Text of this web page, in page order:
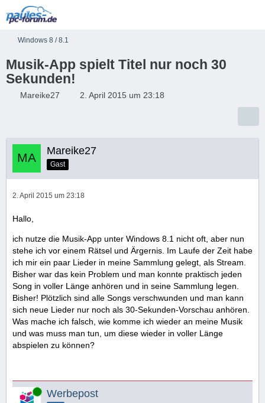
Windows 8 / 8.1
Musik-App spielt Titel nur noch 30
Sekunden!
Mareike27 2. April 2015 um 23:18
Mareike27
Gast
2. April 2015 um 23:18
Hallo,
ich nutze die Musik-App unter Windows 8.1 nicht oft, aber nun
stehe ich vor einem Rätsel und Ärgernis. Im Laufe der Zeit habe
ich mir ein paar Lieder in meine Sammlung gelegt, als Stream.
Bisher war das kein Problem und man konnte praktisch jeden
Song in voller Länge anhören und in seine Sammlung legen.
Bisher! Plötzlich sind alle Songs verschwunden und man kann
sich neue Lieder nur noch als 30-Sekunden-Vorschau anhören.
Was mache ich falsch, wie komme ich wieder an meine Musik
und was muss man tun, um diese wieder in voller Länge
abspielen zu können?
Online Werbepost